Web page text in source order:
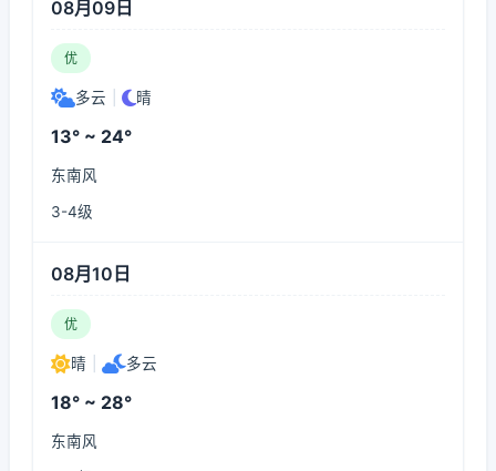
08月09日
优
多云 晴
13° ~ 24°
东南风
3-4级
08月10日
优
晴 多云
18° ~ 28°
东南风